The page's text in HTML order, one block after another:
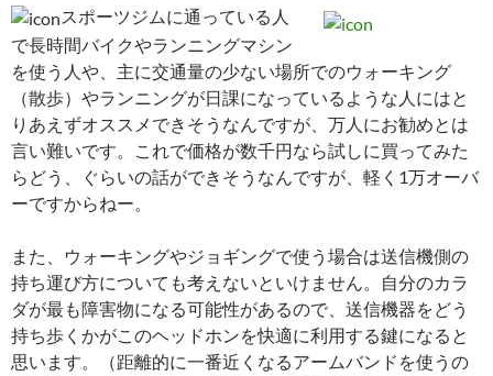
スポーツジムに通っている人
で長時間バイクやランニングマシン
を使う人や、主に交通量の少ない場所でのウォーキング
（散歩）やランニングが日課になっているような人にはと
りあえずオススメできそうなんですが、万人にお勧めとは
言い難いです。これで価格が数千円なら試しに買ってみた
らどう、ぐらいの話ができそうなんですが、軽く1万オーバ
ーですからねー。
また、ウォーキングやジョギングで使う場合は送信機側の
持ち運び方についても考えないといけません。自分のカラ
ダが最も障害物になる可能性があるので、送信機器をどう
持ち歩くかがこのヘッドホンを快適に利用する鍵になると
思います。（距離的に一番近くなるアームバンドを使うの